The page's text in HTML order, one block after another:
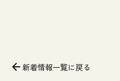
arrow_back新着情報一覧に戻る